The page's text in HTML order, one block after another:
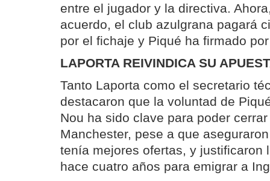
entre el jugador y la directiva.
acuerdo, el club azulgrana pagará
por el fichaje y Piqué ha firmado
LAPORTA REIVINDICA SU
Tanto Laporta como el secretario
destacaron que la voluntad de
Nou ha sido clave para poder
Manchester, pese a que
tenía mejores ofertas, y justificaron
hace cuatro años para emigrar a